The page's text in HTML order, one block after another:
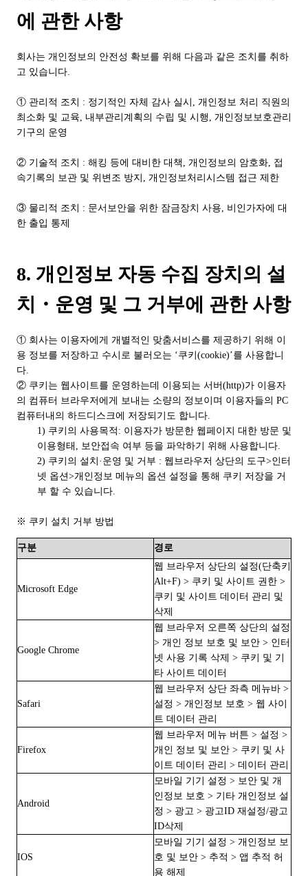
에 관한 사항
회사는 개인정보의 안전성 확보를 위해 다음과 같은 조치를 취하
고 있습니다.
① 관리적 조치 : 정기적인 자체 감사 실시, 개인정보 처리 직원의
최소화 및 교육, 내부관리계획의 수립 및 시행, 개인정보보호관리
기구의 운영
② 기술적 조치 : 해킹 등에 대비한 대책, 개인정보의 암호화, 접
속기록의 보관 및 위변조 방지, 개인정보처리시스템 접근 제한
③ 물리적 조치 : 문서보안을 위한 잠금장치 사용, 비인가자에 대
한 출입 통제
8. 개인정보 자동 수집 장치의 설
치・운영 및 그 거부에 관한 사항
① 회사는 이용자에게 개별적인 맞춤서비스를 제공하기 위해 이
용 정보를 저장하고 수시로 불러오는 ‘쿠키(cookie)’를 사용합니
다.
② 쿠키는 웹사이트를 운영하는데 이용되는 서버(http)가 이용자
의 컴퓨터 브라우저에게 보내는 소량의 정보이며 이용자들의 PC
컴퓨터내의 하드디스크에 저장되기도 합니다.
1) 쿠키의 사용목적: 이용자가 방문한 웹페이지 대한 방문 및
이용형태, 보안접속 여부 등을 파악하기 위해 사용합니다.
2) 쿠키의 설치·운영 및 거부 : 웹브라우저 상단의 도구>인터
넷 옵션>개인정보 메뉴의 옵션 설정을 통해 쿠키 저장을 거
부 할 수 있습니다.
※ 쿠키 설치 거부 방법
구분 경로
Microsoft Edge
웹 브라우저 상단의 설정(단축키
Alt+F) > 쿠키 및 사이트 권한 >
쿠키 및 사이트 데이터 관리 및
삭제
Google Chrome
웹 브라우저 오른쪽 상단의 설정
> 개인 정보 보호 및 보안 > 인터
넷 사용 기록 삭제 > 쿠키 및 기
타 사이트 데이터
Safari
웹 브라우저 상단 좌측 메뉴바 >
설정 > 개인정보 보호 > 웹 사이
트 데이터 관리
Firefox
웹 브라우저 메뉴 버튼 > 설정 >
개인 정보 및 보안 > 쿠키 및 사
이트 데이터 관리 > 데이터 관리
Android
모바일 기기 설정 > 보안 및 개
인정보 보호 > 기타 개인정보 설
정 > 광고 > 광고ID 재설정/광고
ID삭제
IOS
모바일 기기 설정 > 개인정보 보
호 및 보안 > 추적 > 앱 추적 허
용 해제